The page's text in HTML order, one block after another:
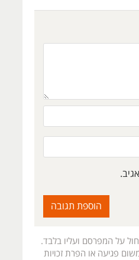
על המפרסם ועליו בלבד.
פגיעה או הפרת זכויות